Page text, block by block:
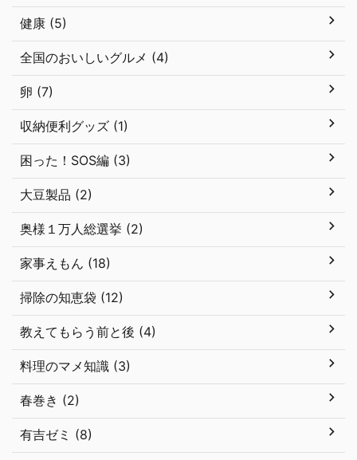
健康 (5)
全国のおいしいグルメ (4)
卵 (7)
収納便利グッズ (1)
困った！SOS編 (3)
大豆製品 (2)
奥様１万人総選挙 (2)
家事えもん (18)
掃除の知恵袋 (12)
教えてもらう前と後 (4)
料理のマメ知識 (3)
春巻き (2)
有吉ゼミ (8)